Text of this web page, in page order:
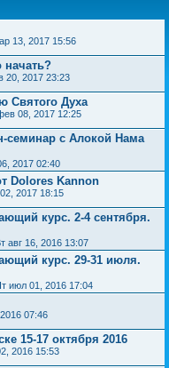
13, 2017 15:56
начать?
20, 2017 23:23
Святого Духа
08, 2017 12:25
семинар с Алокой Нама
2017 02:40
Dolores Kannon
2017 18:15
курс. 2-4 сентября.
авг 16, 2016 13:07
курс. 29-31 июля.
июл 01, 2016 17:04
07:46
15-17 октября 2016
2016 15:53